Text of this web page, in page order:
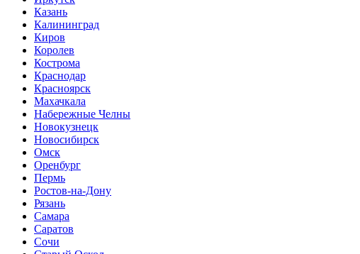
Казань
Калининград
Киров
Королев
Кострома
Краснодар
Красноярск
Махачкала
Набережные Челны
Новокузнецк
Новосибирск
Омск
Оренбург
Пермь
Ростов-на-Дону
Рязань
Самара
Саратов
Сочи